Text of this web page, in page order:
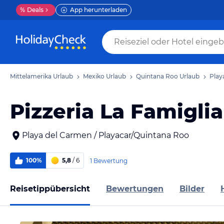
% Deals App herunterladen
Mittelamerika Urlaub Mexiko Urlaub Quintana Roo Urlaub
Pizzeria La Famiglia
Playa del Carmen / Playacar/Quintana Roo
100% 5,8 / 6 1 Bewertung
Reisetippübersicht Bewertungen Bilder